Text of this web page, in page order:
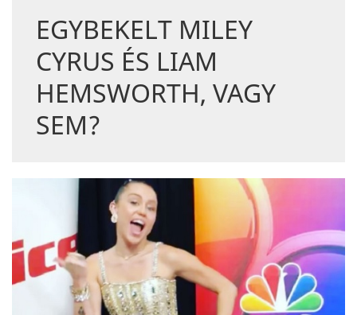
EGYBEKELT MILEY
CYRUS ÉS LIAM
HEMSWORTH, VAGY
SEM?